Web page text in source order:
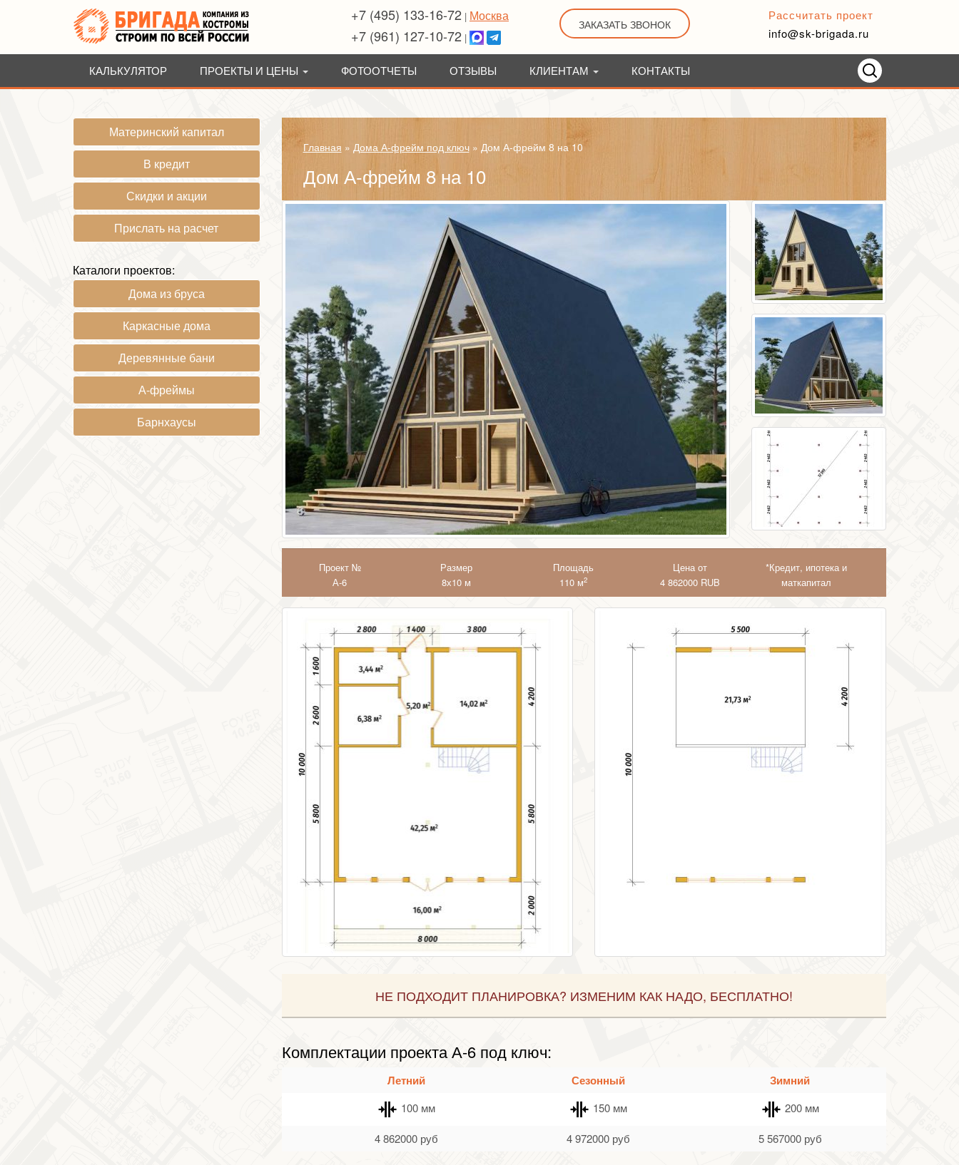
+7 (495) 133-16-72 | Москва
+7 (961) 127-10-72 |
ЗАКАЗАТЬ ЗВОНОК
Рассчитать проект
info@sk-brigada.ru
КАЛЬКУЛЯТОР ПРОЕКТЫ И ЦЕНЫ ФОТООТЧЕТЫ ОТЗЫВЫ КЛИЕНТАМ КОНТАКТЫ
Главная » Дома А-фрейм под ключ» Дом А-фрейм 8 на 10
Дом А-фрейм 8 на 10
Проект №
А-6
Размер
8х10 м
Площадь
110 м2
Цена от
4 862000 RUB
*Кредит, ипотека и
маткапитал
НЕ ПОДХОДИТ ПЛАНИРОВКА? ИЗМЕНИМ КАК НАДО, БЕСПЛАТНО!
Комплектации проекта А-6 под ключ:
Летний Сезонный Зимний
100 мм 150 мм 200 мм
4 862000 руб 4 972000 руб 5 567000 руб
Материнский капитал
В кредит
Скидки и акции
Прислать на расчет
Каталоги проектов:
Дома из бруса
Каркасные дома
Деревянные бани
А-фреймы
Барнхаусы